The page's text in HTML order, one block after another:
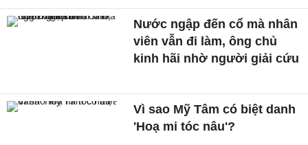
Nước ngập đến cổ mà nhân
viên vẫn đi làm, ông chủ
kinh hãi nhờ người giải cứu
Vì sao Mỹ Tâm có biệt danh
'Hoạ mi tóc nâu'?